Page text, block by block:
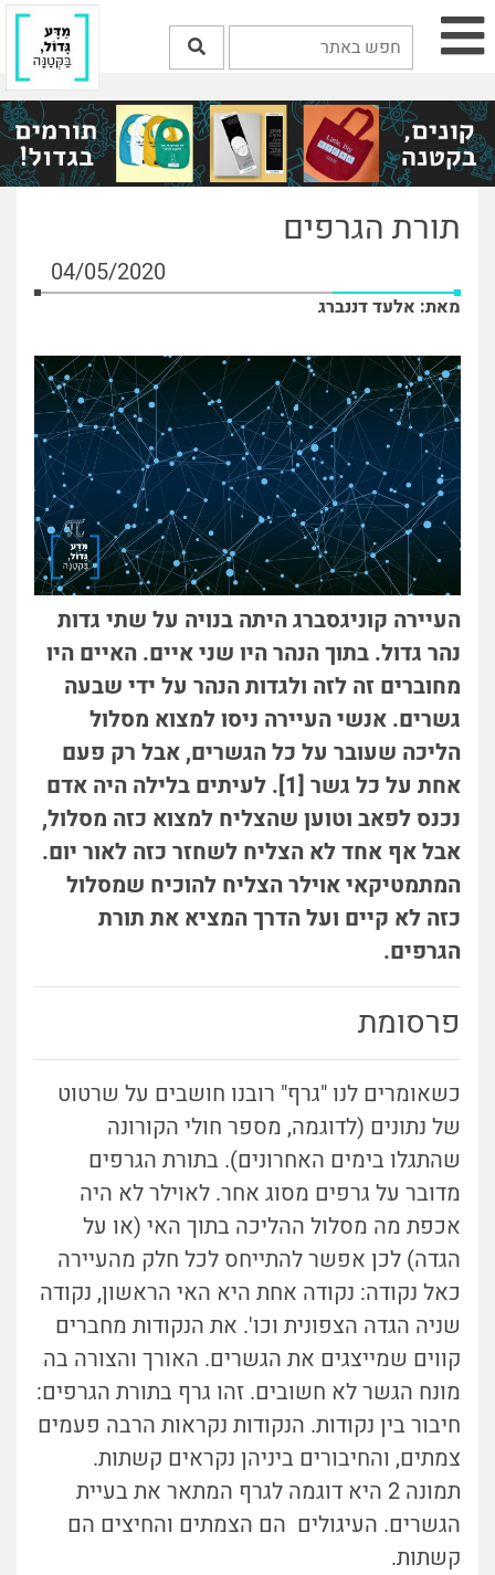
תורת הגרפים
04/05/2020
מאת: אלעד דננברג
העיירה קוניגסברג היתה בנויה על שתי גדות
נהר גדול. בתוך הנהר היו שני איים. האיים היו
מחוברים זה לזה ולגדות הנהר על ידי שבעה
גשרים. אנשי העיירה ניסו למצוא מסלול
הליכה שעובר על כל הגשרים, אבל רק פעם
אחת על כל גשר [1]. לעיתים בלילה היה אדם
נכנס לפאב וטוען שהצליח למצוא כזה מסלול,
אבל אף אחד לא הצליח לשחזר כזה לאור יום.
המתמטיקאי אוילר הצליח להוכיח שמסלול
כזה לא קיים ועל הדרך המציא את תורת
הגרפים.
פרסומת
כשאומרים לנו "גרף" רובנו חושבים על שרטוט
של נתונים (לדוגמה, מספר חולי הקורונה
שהתגלו בימים האחרונים). בתורת הגרפים
מדובר על גרפים מסוג אחר. לאוילר לא היה
אכפת מה מסלול ההליכה בתוך האי (או על
הגדה) לכן אפשר להתייחס לכל חלק מהעיירה
כאל נקודה: נקודה אחת היא האי הראשון, נקודה
שניה הגדה הצפונית וכו'. את הנקודות מחברים
קווים שמייצגים את הגשרים. האורך והצורה בה
מונח הגשר לא חשובים. זהו גרף בתורת הגרפים:
חיבור בין נקודות. הנקודות נקראות הרבה פעמים
צמתים, והחיבורים ביניהן נקראים קשתות.
תמונה 2 היא דוגמה לגרף המתאר את בעיית
הגשרים. העיגולים הם הצמתים והחיצים הם
קשתות.